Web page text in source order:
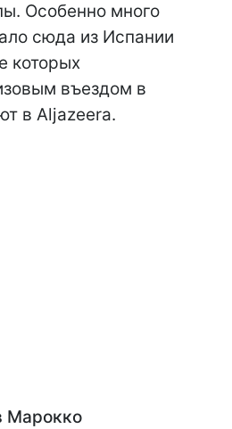
Особенно много
сюда из Испании
которых
въездом в
в Aljazeera.
Марокко